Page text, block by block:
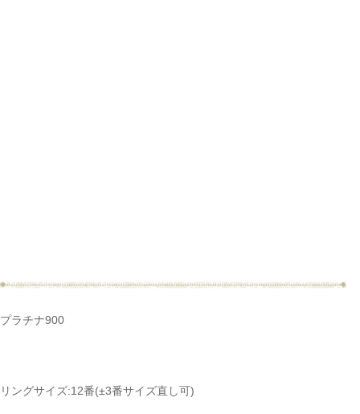
プラチナ900
リングサイズ:12番(±3番サイズ直し可)